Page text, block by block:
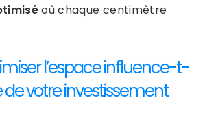
où chaque centimètre
l’espace influence-t-
de votre investissement